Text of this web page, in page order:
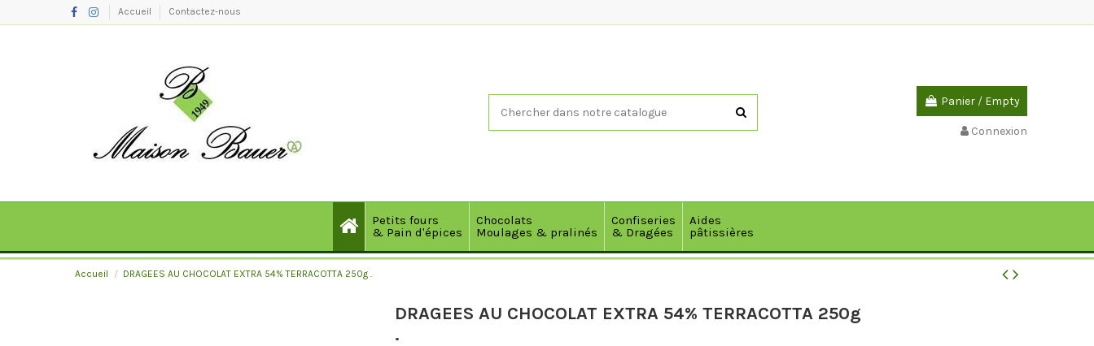
Accueil Contactez-nous
Panier / Empty
Connexion
Petits fours
& Pain d'épices
Chocolats
Moulages & pralinés
Confiseries
& Dragées
Aides
pâtissières
Accueil DRAGEES AU CHOCOLAT EXTRA 54% TERRACOTTA 250g .
DRAGEES AU CHOCOLAT EXTRA 54% TERRACOTTA 250g
.